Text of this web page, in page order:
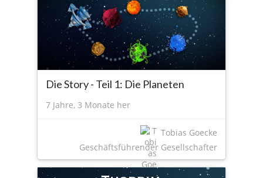
Die Story - Teil 1: Die Planeten
7 Jahre, 3 Monate her
Tobias Goecke
Geschäftsführender Gesellschafter